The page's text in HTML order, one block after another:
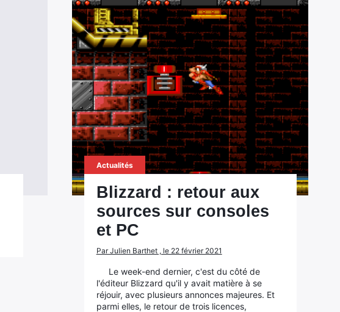
Actualités
Blizzard : retour aux
sources sur consoles
et PC
Par Julien Barthet , le 22 février 2021
Le week-end dernier, c'est du côté de
l'éditeur Blizzard qu'il y avait matière à se
réjouir, avec plusieurs annonces majeures. Et
parmi elles, le retour de trois licences,